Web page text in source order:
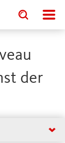
Toggle
search
input
Toggle
search
input
der